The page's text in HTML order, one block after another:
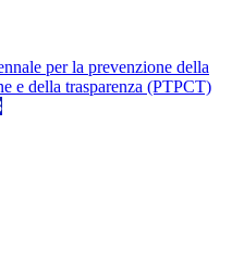
per la prevenzione della
e della trasparenza (PTPCT)